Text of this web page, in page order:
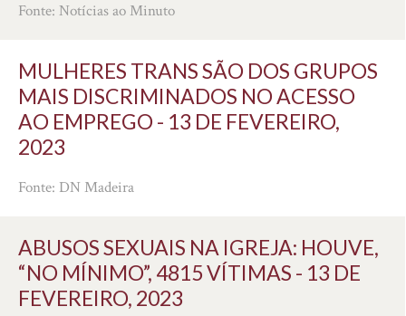
Fonte: Notícias ao Minuto
MULHERES TRANS SÃO DOS GRUPOS
MAIS DISCRIMINADOS NO ACESSO
AO EMPREGO - 13 DE FEVEREIRO,
2023
Fonte: DN Madeira
ABUSOS SEXUAIS NA IGREJA: HOUVE,
“NO MÍNIMO”, 4815 VÍTIMAS - 13 DE
FEVEREIRO, 2023